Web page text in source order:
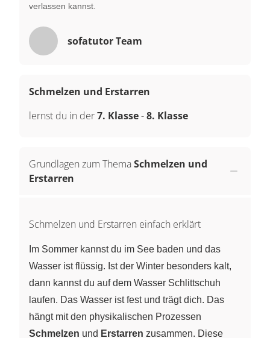
verlassen kannst.
sofatutor Team
Schmelzen und Erstarren
lernst du in der7. Klasse-8. Klasse
Grundlagen zum ThemaSchmelzen und
Erstarren
Schmelzen und Erstarren einfach erklärt
Im Sommer kannst du im See baden und das
Wasser ist flüssig. Ist der Winter besonders kalt,
dann kannst du auf dem Wasser Schlittschuh
laufen. Das Wasser ist fest und trägt dich. Das
hängt mit den physikalischen Prozessen
Schmelzen und Erstarren zusammen. Diese